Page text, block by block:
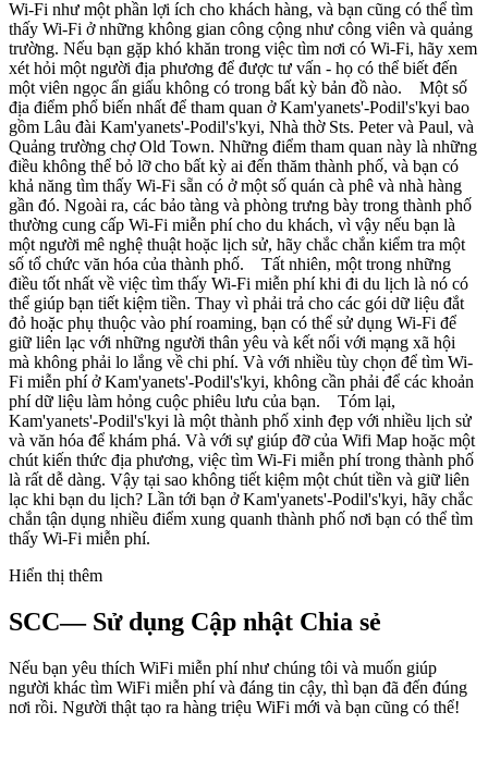
Wi-Fi như một phần lợi ích cho khách hàng, và bạn cũng có thể tìm
thấy Wi-Fi ở những không gian công cộng như công viên và quảng
trường. Nếu bạn gặp khó khăn trong việc tìm nơi có Wi-Fi, hãy xem
xét hỏi một người địa phương để được tư vấn - họ có thể biết đến
một viên ngọc ẩn giấu không có trong bất kỳ bản đồ nào. Một số
địa điểm phổ biến nhất để tham quan ở Kam'yanets'-Podil's'kyi bao
gồm Lâu đài Kam'yanets'-Podil's'kyi, Nhà thờ Sts. Peter và Paul, và
Quảng trường chợ Old Town. Những điểm tham quan này là những
điều không thể bỏ lỡ cho bất kỳ ai đến thăm thành phố, và bạn có
khả năng tìm thấy Wi-Fi sẵn có ở một số quán cà phê và nhà hàng
gần đó. Ngoài ra, các bảo tàng và phòng trưng bày trong thành phố
thường cung cấp Wi-Fi miễn phí cho du khách, vì vậy nếu bạn là
một người mê nghệ thuật hoặc lịch sử, hãy chắc chắn kiểm tra một
số tổ chức văn hóa của thành phố. Tất nhiên, một trong những
điều tốt nhất về việc tìm thấy Wi-Fi miễn phí khi đi du lịch là nó có
thể giúp bạn tiết kiệm tiền. Thay vì phải trả cho các gói dữ liệu đắt
đỏ hoặc phụ thuộc vào phí roaming, bạn có thể sử dụng Wi-Fi để
giữ liên lạc với những người thân yêu và kết nối với mạng xã hội
mà không phải lo lắng về chi phí. Và với nhiều tùy chọn để tìm Wi-
Fi miễn phí ở Kam'yanets'-Podil's'kyi, không cần phải để các khoản
phí dữ liệu làm hỏng cuộc phiêu lưu của bạn. Tóm lại,
Kam'yanets'-Podil's'kyi là một thành phố xinh đẹp với nhiều lịch sử
và văn hóa để khám phá. Và với sự giúp đỡ của Wifi Map hoặc một
chút kiến thức địa phương, việc tìm Wi-Fi miễn phí trong thành phố
là rất dễ dàng. Vậy tại sao không tiết kiệm một chút tiền và giữ liên
lạc khi bạn du lịch? Lần tới bạn ở Kam'yanets'-Podil's'kyi, hãy chắc
chắn tận dụng nhiều điểm xung quanh thành phố nơi bạn có thể tìm
thấy Wi-Fi miễn phí.
Hiển thị thêm
SCC— Sử dụng Cập nhật Chia sẻ
Nếu bạn yêu thích WiFi miễn phí như chúng tôi và muốn giúp
người khác tìm WiFi miễn phí và đáng tin cậy, thì bạn đã đến đúng
nơi rồi. Người thật tạo ra hàng triệu WiFi mới và bạn cũng có thể!